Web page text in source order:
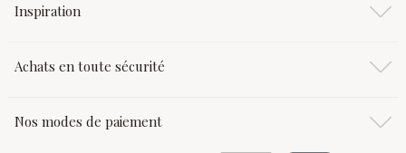
Inspiration
Achats en toute sécurité
Nos modes de paiement